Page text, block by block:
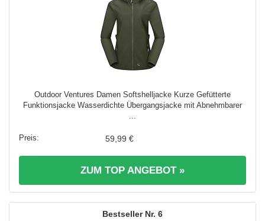
Outdoor Ventures Damen Softshelljacke Kurze Gefütterte
Funktionsjacke Wasserdichte Übergangsjacke mit Abnehmbarer
...
59,99 €
ZUM TOP ANGEBOT »
6